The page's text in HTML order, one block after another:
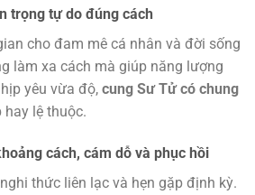
trọng tự do đúng cách
cho đam mê cá nhân và đời sống
làm xa cách mà giúp năng lượng
yêu vừa độ, cung Sư Tử có chung
lệ thuộc.
cách, cám dỗ và phục hồi
thức liên lạc và hẹn gặp định kỳ.